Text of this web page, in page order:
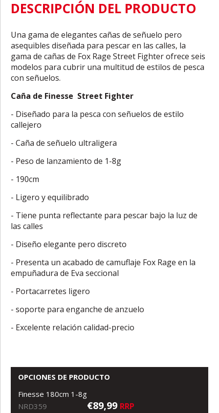
DESCRIPCIÓN DEL PRODUCTO
Una gama de elegantes cañas de señuelo pero
asequibles diseñada para pescar en las calles, la
gama de cañas de Fox Rage Street Fighter ofrece seis
modelos para cubrir una multitud de estilos de pesca
con señuelos.
Caña de Finesse Street Fighter
- Diseñado para la pesca con señuelos de estilo
callejero
- Caña de señuelo ultraligera
- Peso de lanzamiento de 1-8g
- 190cm
- Ligero y equilibrado
- Tiene punta reflectante para pescar bajo la luz de
las calles
- Diseño elegante pero discreto
- Presenta un acabado de camuflaje Fox Rage en la
empuñadura de Eva seccional
- Portacarretes ligero
- soporte para enganche de anzuelo
- Excelente relación calidad-precio
OPCIONES DE PRODUCTO
Finesse 180cm 1-8g
NRD359
€89,99 RRP